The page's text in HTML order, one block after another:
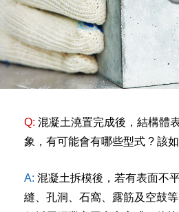
Q: 混凝土澆置完成後，結構體
象，有可能會有哪些型式 ? 該
A: 混凝土拆模後，若有表面不
縫、孔洞、石窩、露筋及空鼓